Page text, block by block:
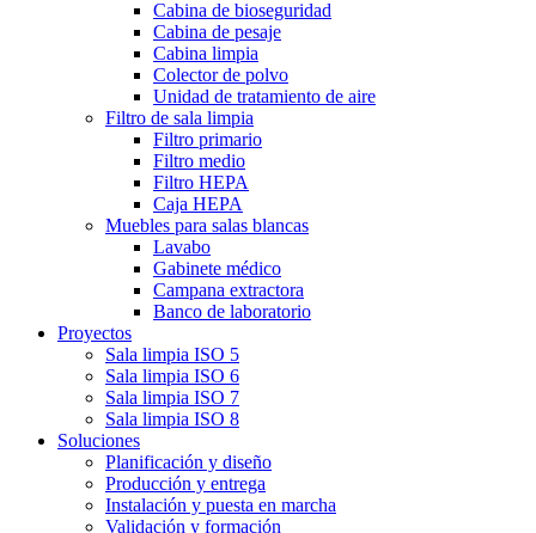
Cabina de bioseguridad
Cabina de pesaje
Cabina limpia
Colector de polvo
Unidad de tratamiento de aire
Filtro de sala limpia
Filtro primario
Filtro medio
Filtro HEPA
Caja HEPA
Muebles para salas blancas
Lavabo
Gabinete médico
Campana extractora
Banco de laboratorio
Proyectos
Sala limpia ISO 5
Sala limpia ISO 6
Sala limpia ISO 7
Sala limpia ISO 8
Soluciones
Planificación y diseño
Producción y entrega
Instalación y puesta en marcha
Validación y formación